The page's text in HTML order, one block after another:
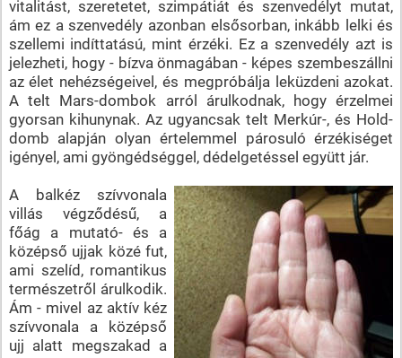
vitalitást, szeretetet, szimpátiát és szenvedélyt mutat,
ám ez a szenvedély azonban elsősorban, inkább lelki és
szellemi indíttatású, mint érzéki. Ez a szenvedély azt is
jelezheti, hogy - bízva önmagában - képes szembeszállni
az élet nehézségeivel, és megpróbálja leküzdeni azokat.
A telt Mars-dombok arról árulkodnak, hogy érzelmei
gyorsan kihunynak. Az ugyancsak telt Merkúr-, és Hold-
domb alapján olyan értelemmel párosuló érzékiséget
igényel, ami gyöngédséggel, dédelgetéssel együtt jár.
A balkéz szívvonala
villás végződésű, a
főág a mutató- és a
középső ujjak közé fut,
ami szelíd, romantikus
természetről árulkodik.
Ám - mivel az aktív kéz
szívvonala a középső
ujj alatt megszakad a